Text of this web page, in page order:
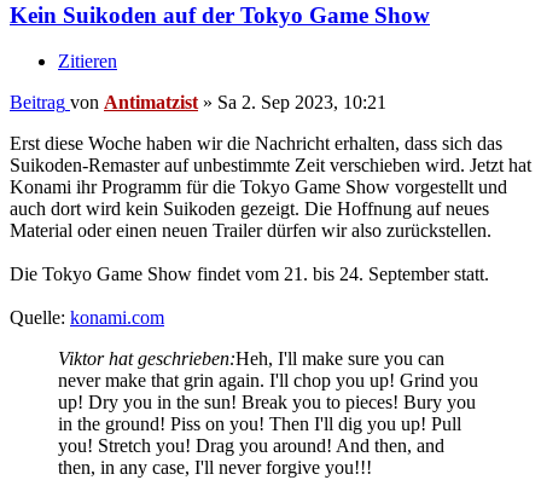
Kein Suikoden auf der Tokyo Game Show
Zitieren
Beitrag von Antimatzist » Sa 2. Sep 2023, 10:21
Erst diese Woche haben wir die Nachricht erhalten, dass sich das
Suikoden-Remaster auf unbestimmte Zeit verschieben wird. Jetzt hat
Konami ihr Programm für die Tokyo Game Show vorgestellt und
auch dort wird kein Suikoden gezeigt. Die Hoffnung auf neues
Material oder einen neuen Trailer dürfen wir also zurückstellen.
Die Tokyo Game Show findet vom 21. bis 24. September statt.
Quelle: konami.com
Viktor hat geschrieben:Heh, I'll make sure you can
never make that grin again. I'll chop you up! Grind you
up! Dry you in the sun! Break you to pieces! Bury you
in the ground! Piss on you! Then I'll dig you up! Pull
you! Stretch you! Drag you around! And then, and
then, in any case, I'll never forgive you!!!